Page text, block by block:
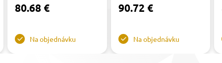
80.68 €
Na objednávku
90.72 €
Na objednávku